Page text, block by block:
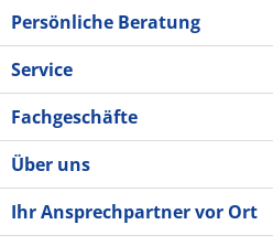
Persönliche Beratung
Service
Fachgeschäfte
Über uns
Ihr Ansprechpartner vor Ort